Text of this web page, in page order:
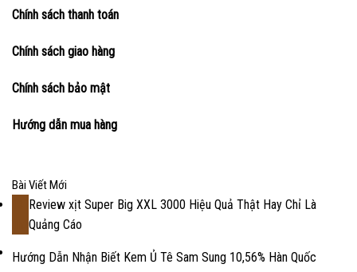
Chính sách thanh toán
Chính sách giao hàng
Chính sách bảo mật
Hướng dẫn mua hàng
Bài Viết Mới
Review xịt Super Big XXL 3000 Hiệu Quả Thật Hay Chỉ Là
Quảng Cáo
Hướng Dẫn Nhận Biết Kem Ủ Tê Sam Sung 10,56% Hàn Quốc